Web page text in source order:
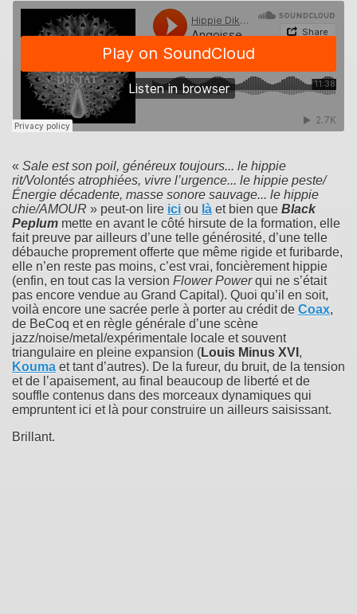
« Sale est son poil, généreux toujours... le hippie
rit/Volontés atrophiées, vivre l’urgence... le hippie peste/
Énergie décadente, masse sonore sauvage... le hippie
chie/AMOUR » peut-on lire ici ou là et bien que Black
Peplum mette en avant le côté hirsute de la formation, elle
fait preuve par ailleurs d’une telle générosité, d’une telle
débauche proprement offerte que même rigide et furibarde,
elle n’en reste pas moins, c’est vrai, foncièrement hippie
(enfin, en tout cas la version Flower Powerqui ne s’était
pas encore vendue au Grand Capital). Quoi qu’il en soit,
voilà encore une sacrée perle à porter au crédit de Coax,
de BeCoq et en règle générale d’une scène
jazz/noise/metal/expérimentale locale et souvent
triangulaire en pleine expansion (Louis Minus XVI ,
Kouma et tant d’autres). De la fureur, du bruit, de la tension
et de l’apaisement, au final beaucoup de liberté et de
souffle contenus dans des morceaux dynamiques qui
empruntent ici et là pour construire un ailleurs saisissant.
Brillant.